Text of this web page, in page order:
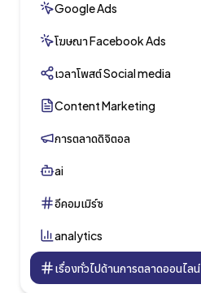
Google Ads
โฆษณา Facebook Ads
เวลาโพสต์ Social media
Content Marketing
การตลาดดิจิตอล
ai
อีคอมเมิร์ซ
analytics
เรื่องทั่วไปด้านการตลาดออนไลน์